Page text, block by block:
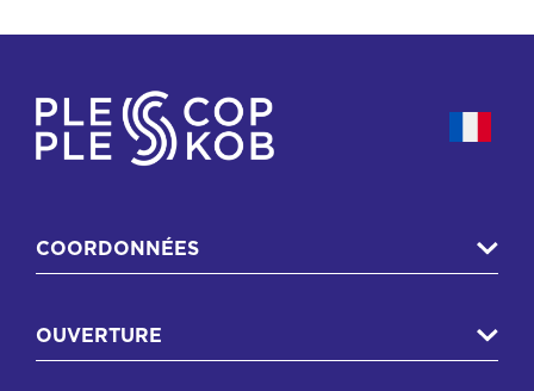
COORDONNÉES
OUVERTURE